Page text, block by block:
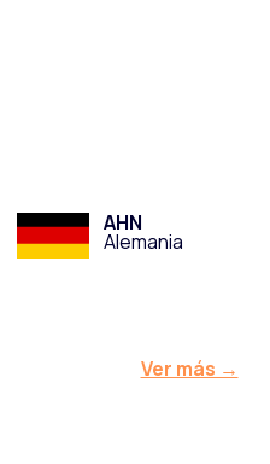
AHN
Alemania
Ver más →